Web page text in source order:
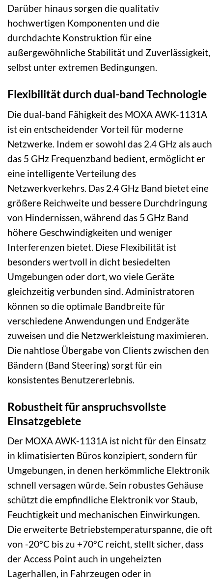
Darüber hinaus sorgen die qualitativ
hochwertigen Komponenten und die
durchdachte Konstruktion für eine
außergewöhnliche Stabilität und Zuverlässigkeit,
selbst unter extremen Bedingungen.
Flexibilität durch dual-band Technologie
Die dual-band Fähigkeit des MOXA AWK-1131A
ist ein entscheidender Vorteil für moderne
Netzwerke. Indem er sowohl das 2.4 GHz als auch
das 5 GHz Frequenzband bedient, ermöglicht er
eine intelligente Verteilung des
Netzwerkverkehrs. Das 2.4 GHz Band bietet eine
größere Reichweite und bessere Durchdringung
von Hindernissen, während das 5 GHz Band
höhere Geschwindigkeiten und weniger
Interferenzen bietet. Diese Flexibilität ist
besonders wertvoll in dicht besiedelten
Umgebungen oder dort, wo viele Geräte
gleichzeitig verbunden sind. Administratoren
können so die optimale Bandbreite für
verschiedene Anwendungen und Endgeräte
zuweisen und die Netzwerkleistung maximieren.
Die nahtlose Übergabe von Clients zwischen den
Bändern (Band Steering) sorgt für ein
konsistentes Benutzererlebnis.
Robustheit für anspruchsvollste
Einsatzgebiete
Der MOXA AWK-1131A ist nicht für den Einsatz
in klimatisierten Büros konzipiert, sondern für
Umgebungen, in denen herkömmliche Elektronik
schnell versagen würde. Sein robustes Gehäuse
schützt die empfindliche Elektronik vor Staub,
Feuchtigkeit und mechanischen Einwirkungen.
Die erweiterte Betriebstemperaturspanne, die oft
von -20°C bis zu +70°C reicht, stellt sicher, dass
der Access Point auch in ungeheizten
Lagerhallen, in Fahrzeugen oder in